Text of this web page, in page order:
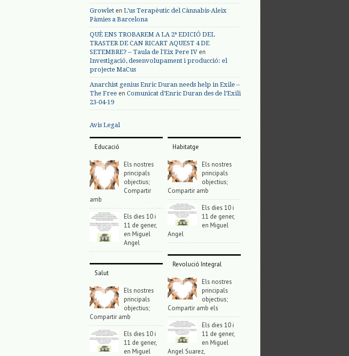
Growlet en L’us Terapèutic del Cànnabis-Aleix
Pàmies a Barcelona
QUÈ ENS TROBAREM A LA 2ª EDICIÓ DEL
TRASTER DE CAN RICART AQUEST 4 DE
SETEMBRE? – Taula de l'Eix Pere IV en
Investigació, desenvolupament i producció: el
projecte MaCus
Anarchist genius Enric Duran needs help in Exile –
The Free en Comunicat d’Enric Duran des de l’Exili
23-04-19
Avis Legal
Educació
Els nostres
principals
objectius;
Compartir
amb
Els dies 10 i
11 de gener,
en Miguel
Angel
Salut
Els nostres
principals
objectius;
Compartir amb
Els dies 10 i
11 de gener,
en Miguel
Habitatge
Els nostres
principals
objectius;
Compartir amb
Els dies 10 i
11 de gener,
en Miguel
Angel
Revolució Integral
Els nostres
principals
objectius;
Compartir amb els
Els dies 10 i
11 de gener,
en Miguel
Angel Suarez,